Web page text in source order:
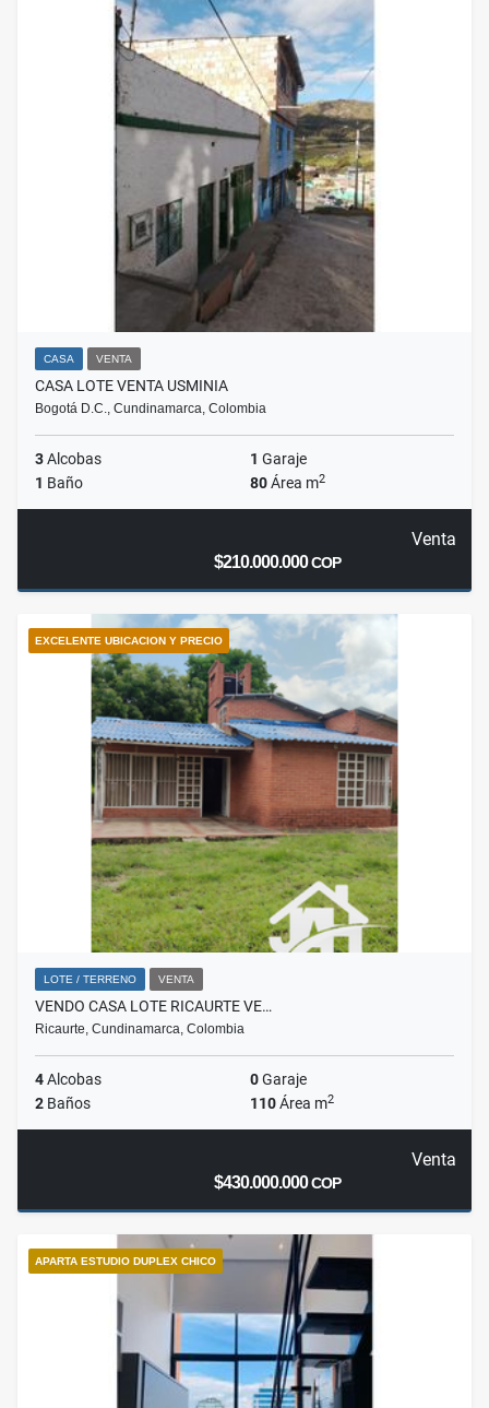
CASA VENTA
CASA LOTE VENTA USMINIA
Bogotá D.C., Cundinamarca, Colombia
3Alcobas 1 Garaje
1 Baño 80Área m2
Venta
$210.000.000COP
EXCELENTE UBICACION Y PRECIO
LOTE / TERRENO VENTA
VENDO CASA LOTE RICAURTE VE…
Ricaurte, Cundinamarca, Colombia
4Alcobas 0Garaje
2 Baños 110Área m2
Venta
$430.000.000COP
APARTA ESTUDIO DUPLEX CHICO